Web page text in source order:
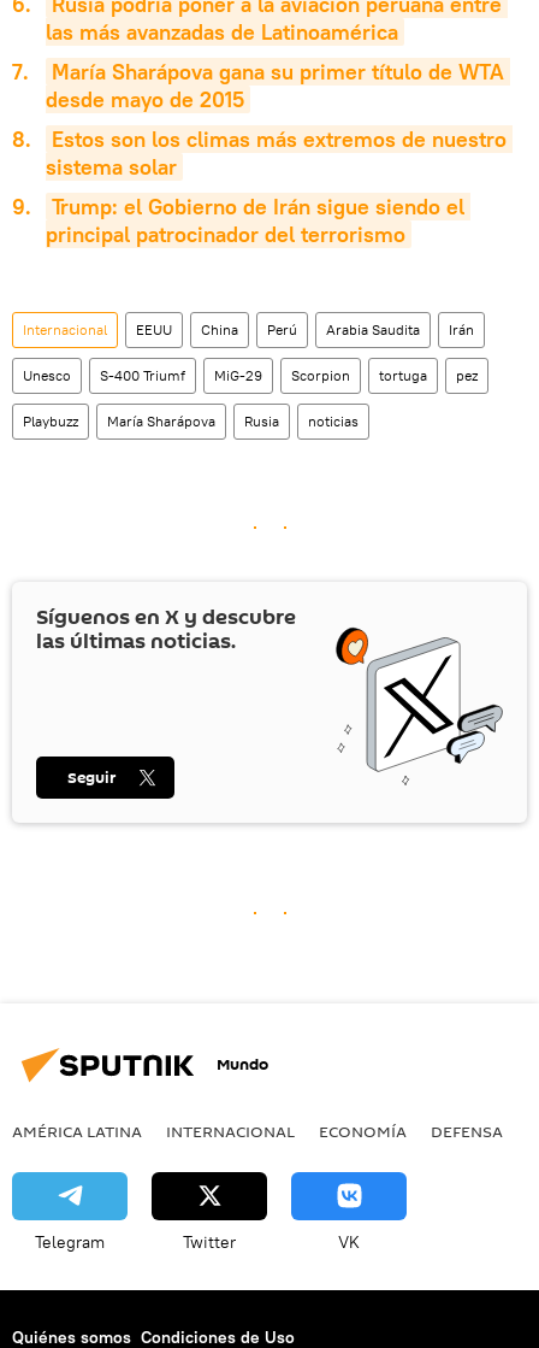
las más avanzadas de Latinoamérica
María Sharápova gana su primer título de WTA
desde mayo de 2015
Estos son los climas más extremos de nuestro
sistema solar
Trump: el Gobierno de Irán sigue siendo el
principal patrocinador del terrorismo
Internacional EEUU China Perú Arabia Saudita Irán
Unesco S-400 Triumf MiG-29 Scorpion tortuga pez
Playbuzz María Sharápova Rusia noticias
Síguenos en X y descubre
las últimas noticias.
Seguir
Mundo
AMÉRICA LATINA INTERNACIONAL ECONOMÍA DEFENSA
Telegram Twitter VK
Quiénes somos Condiciones de Uso